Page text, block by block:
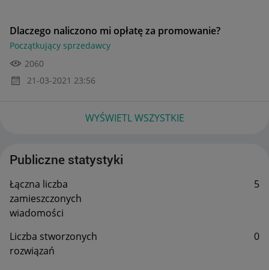
Dlaczego naliczono mi opłatę za promowanie?
Początkujący sprzedawcy
2060
‎21-03-2021 23:56
WYŚWIETL WSZYSTKIE
Publiczne statystyki
Łączna liczba
zamieszczonych
wiadomości
5
Liczba stworzonych
rozwiązań
0